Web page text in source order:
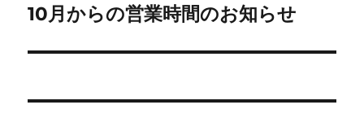
ゲ
ー
次
投
10月からの営業時間のお知らせ